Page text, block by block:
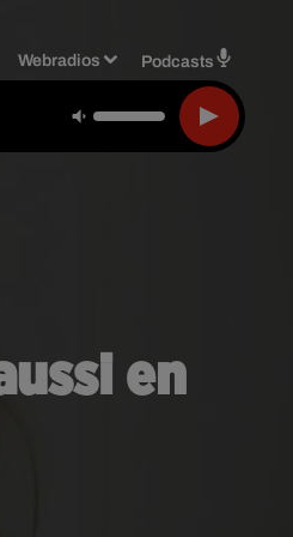
Webradios Podcasts
en